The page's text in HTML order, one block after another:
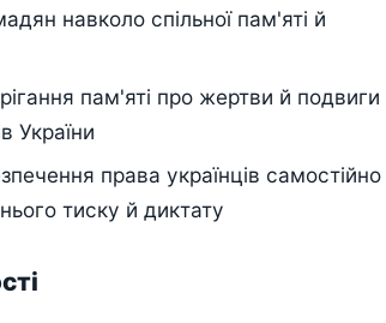
навколо спільної пам'яті й
пам'яті про жертви й подвиги
України
права українців самостійно
тиску й диктату